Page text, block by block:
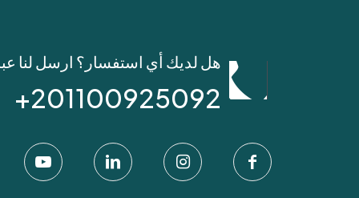
هل لديك أي استفسار؟ ارسل لنا
201100925092+